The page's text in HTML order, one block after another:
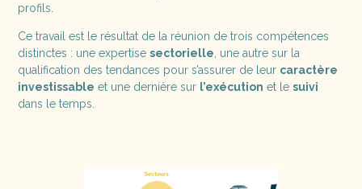
profils.
Ce travail est le résultat de la réunion de trois compétences
distinctes : une expertisesectorielle , une autre sur la
qualification des tendances pour s’assurer de leur caractère
investissable et une dernière sur l’exécution et lesuivi
dans le temps.